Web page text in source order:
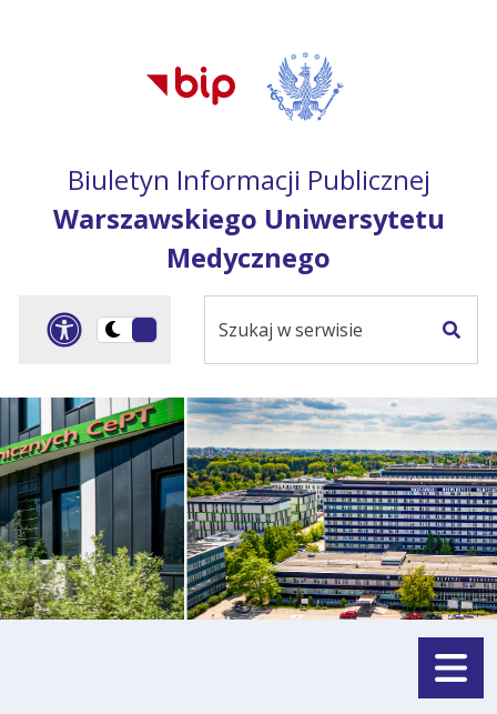
głównego menu
serwisu
Biuletyn Informacji Publicznej
Warszawskiego Uniwersytetu
Medycznego
Panel dostosowania
Przełącz
ciemną
serwisie
Menu